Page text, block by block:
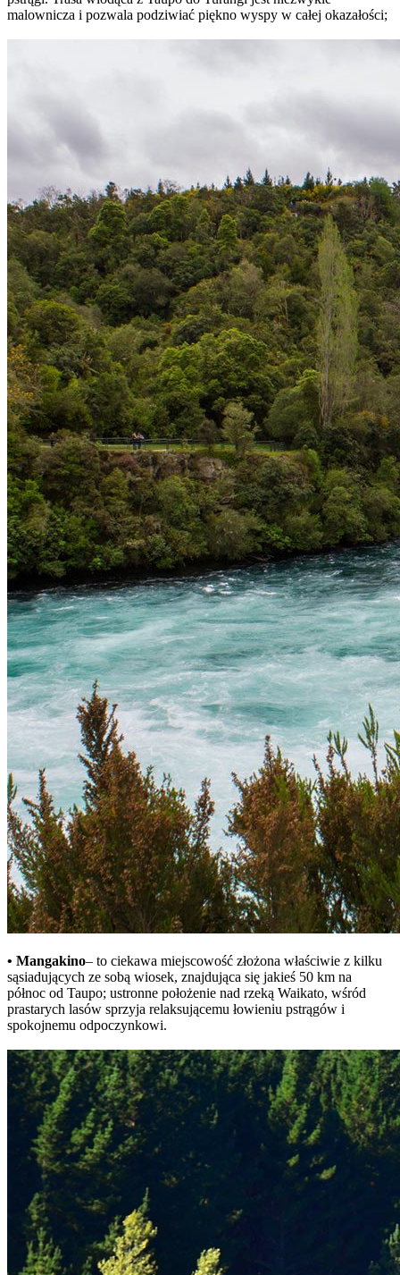
malownicza i pozwala podziwiać piękno wyspy w całej okazałości;
• Mangakino– to ciekawa miejscowość złożona właściwie z kilku
sąsiadujących ze sobą wiosek, znajdująca się jakieś 50 km na
północ od Taupo; ustronne położenie nad rzeką Waikato, wśród
prastarych lasów sprzyja relaksującemu łowieniu pstrągów i
spokojnemu odpoczynkowi.